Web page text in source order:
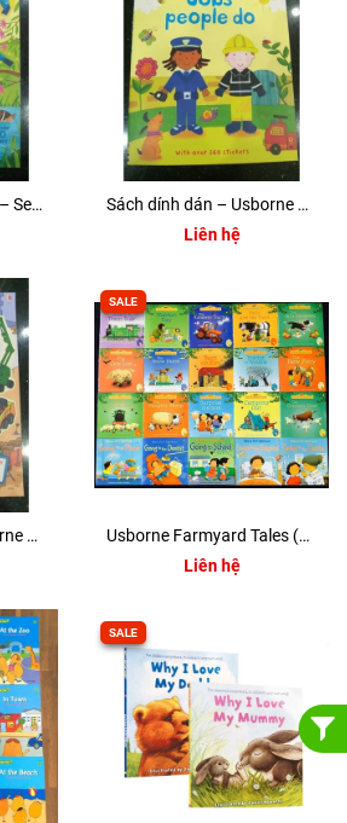
Usborne Sticker Book – Seasons
Sách dính dán – Usborne Sticker Book – Jobs people do
Liên hệ
Sách dính dán – Usborne Sticker Book – Building sites
SALE
Usborne Farmyard Tales (20 quyển + File Mp3)
Liên hệ
SALE